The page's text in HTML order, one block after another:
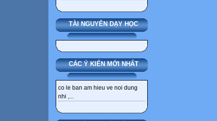
TÀI NGUYÊN DẠY HỌC
CÁC Ý KIẾN MỚI NHẤT
co le ban am hieu ve noi dung
nhi ,...